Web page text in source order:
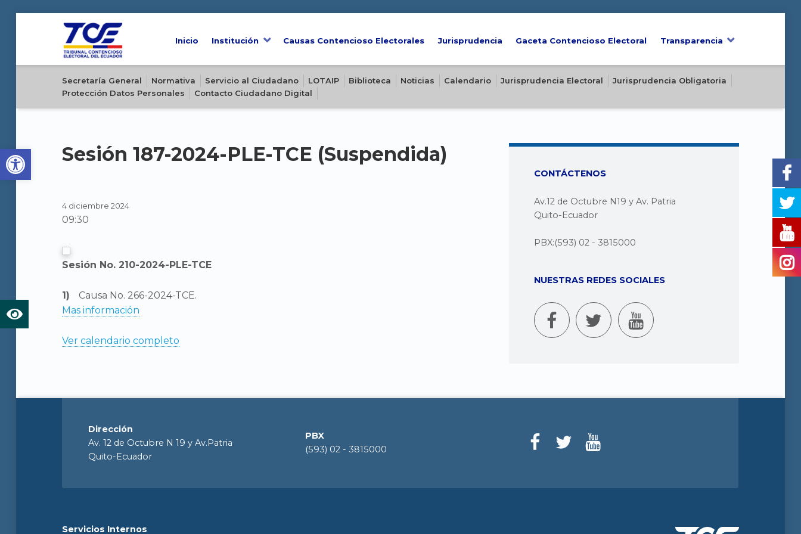
Open toolbar
Inicio Institución Causas Contencioso Electorales Jurisprudencia Gaceta Contencioso Electoral Transparencia
Secretaría General Normativa Servicio al Ciudadano LOTAIP Biblioteca Noticias Calendario Jurisprudencia Electoral
Jurisprudencia Obligatoria
Protección Datos Personales
Contacto Ciudadano Digital
Sesión 187-2024-PLE-TCE (Suspendida)
4 diciembre 2024
09:30
Sesión No. 210-2024-PLE-TCE
Causa No. 266-2024-TCE.
Mas información
Ver calendario completo
CONTÁCTENOS
Av.12 de Octubre N19 y Av. Patria
Quito-Ecuador
PBX:(593) 02 - 3815000
NUESTRAS REDES SOCIALES
Dirección
Av. 12 de Octubre N 19 y Av.Patria
Quito-Ecuador
PBX
(593) 02 - 3815000
Servicios Internos